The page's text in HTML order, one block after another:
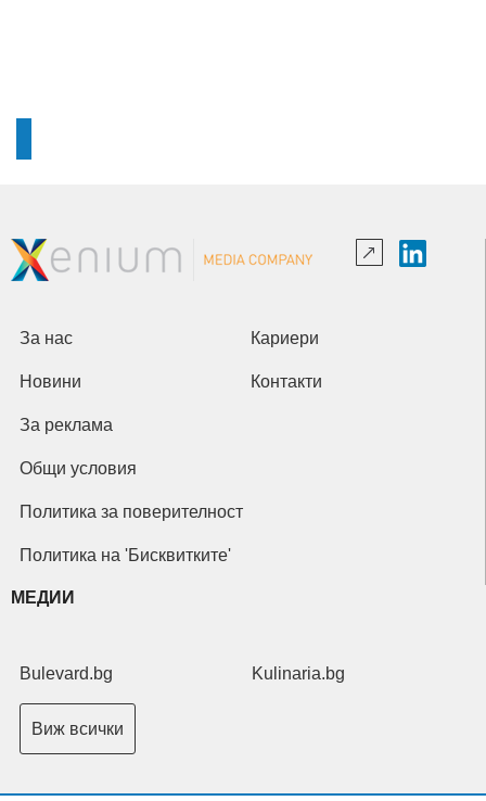
За нас Кариери
Новини Контакти
За реклама
Общи условия
Политика за поверителност
Политика на 'Бисквитките'
МЕДИИ
Bulevard.bg Kulinaria.bg
Виж всички